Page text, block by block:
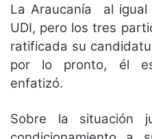
La Araucanía al
UDI, pero los tres
ratificada su
por lo pronto, él
enfatizó.
Sobre la situación